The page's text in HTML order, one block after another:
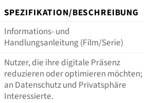
SPEZIFIKATION/BESCHREIBUNG
Informations- und
Handlungsanleitung (Film/Serie)
Nutzer, die ihre digitale Präsenz
reduzieren oder optimieren möchten;
an Datenschutz und Privatsphäre
Interessierte.